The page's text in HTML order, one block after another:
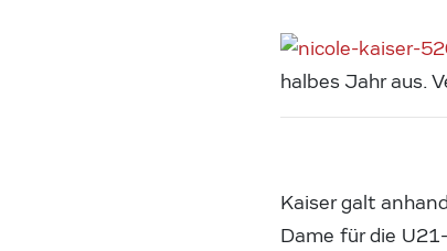
halbes Jahr aus.
Kaiser galt
Dame für die